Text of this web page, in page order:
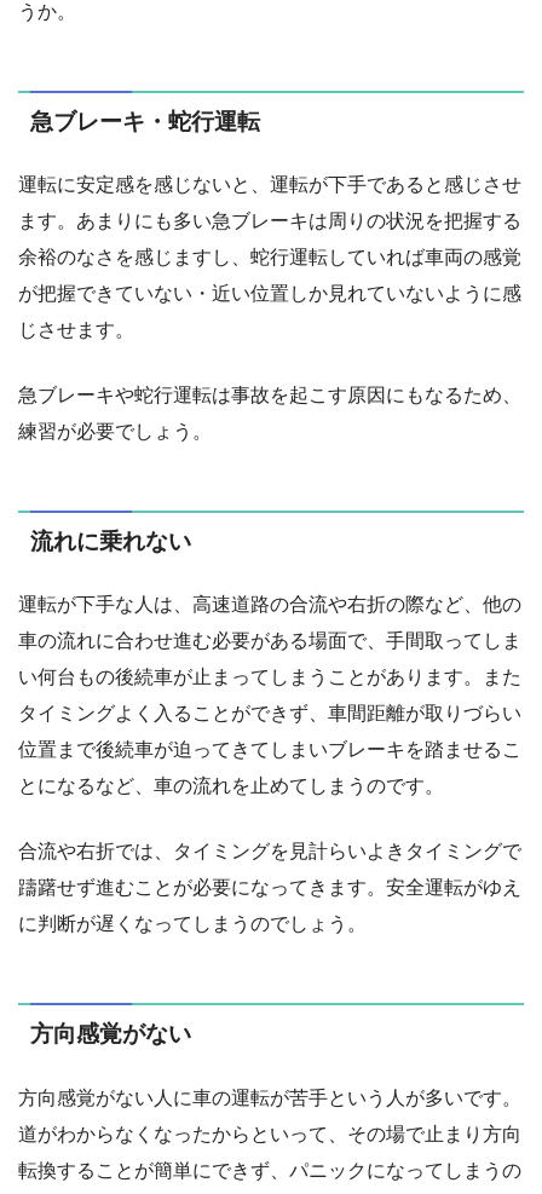
うか。
急ブレーキ・蛇行運転
運転に安定感を感じないと、運転が下手であると感じさせ
ます。あまりにも多い急ブレーキは周りの状況を把握する
余裕のなさを感じますし、蛇行運転していれば車両の感覚
が把握できていない・近い位置しか見れていないように感
じさせます。
急ブレーキや蛇行運転は事故を起こす原因にもなるため、
練習が必要でしょう。
流れに乗れない
運転が下手な人は、高速道路の合流や右折の際など、他の
車の流れに合わせ進む必要がある場面で、手間取ってしま
い何台もの後続車が止まってしまうことがあります。また
タイミングよく入ることができず、車間距離が取りづらい
位置まで後続車が迫ってきてしまいブレーキを踏ませるこ
とになるなど、車の流れを止めてしまうのです。
合流や右折では、タイミングを見計らいよきタイミングで
躊躇せず進むことが必要になってきます。安全運転がゆえ
に判断が遅くなってしまうのでしょう。
方向感覚がない
方向感覚がない人に車の運転が苦手という人が多いです。
道がわからなくなったからといって、その場で止まり方向
転換することが簡単にできず、パニックになってしまうの